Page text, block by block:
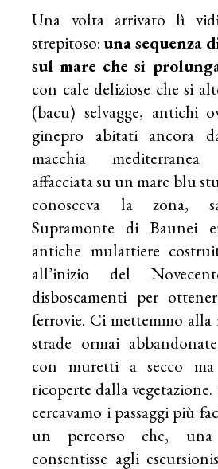
Una volta arrivato lì
strepitoso: una sequenza
sul mare che si
con cale deliziose che si
(bacu) selvagge, antichi
ginepro abitati ancora
macchia mediterranea
affacciata su un mare blu
conosceva la zona,
Supramonte di Baunei
antiche mulattiere
all’inizio del
disboscamenti per
ferrovie. Ci mettemmo
strade ormai
con muretti a secco
ricoperte dalla
cercavamo i passaggi più
un percorso che,
consentisse agli